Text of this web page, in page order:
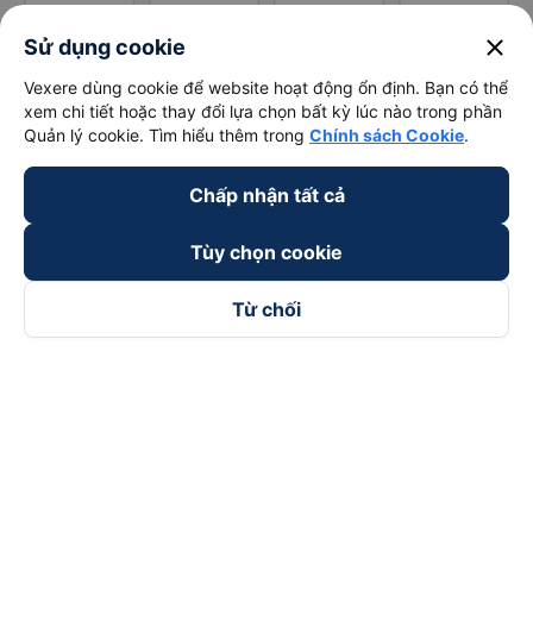
Sử dụng cookie close
Vexere dùng cookie để website hoạt động ổn định. Bạn có thể
xem chi tiết hoặc thay đổi lựa chọn bất kỳ lúc nào trong phần
Quản lý cookie. Tìm hiểu thêm trong Chính sách Cookie.
Chấp nhận tất cả
Tùy chọn cookie
Từ chối